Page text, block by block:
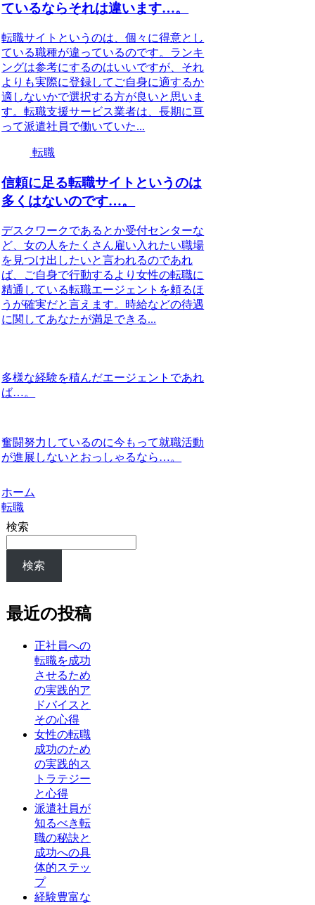
ているならそれは違います…。
転職サイトというのは、個々に得意とし
ている職種が違っているのです。ランキ
ングは参考にするのはいいですが、それ
よりも実際に登録してご自身に適するか
適しないかで選択する方が良いと思いま
す。転職支援サービス業者は、長期に亘
って派遣社員で働いていた...
転職
信頼に足る転職サイトというのは
多くはないのです…。
デスクワークであるとか受付センターな
ど、女の人をたくさん雇い入れたい職場
を見つけ出したいと言われるのであれ
ば、ご自身で行動するより女性の転職に
精通している転職エージェントを頼るほ
うが確実だと言えます。時給などの待遇
に関してあなたが満足できる...
多様な経験を積んだエージェントであれ
ば…。
奮闘努力しているのに今もって就職活動
が進展しないとおっしゃるなら…。
ホーム
転職
検索
検索
最近の投稿
正社員への
転職を成功
させるため
の実践的ア
ドバイスと
その心得
女性の転職
成功のため
の実践的ス
トラテジー
と心得
派遣社員が
知るべき転
職の秘訣と
成功への具
体的ステッ
プ
経験豊富な